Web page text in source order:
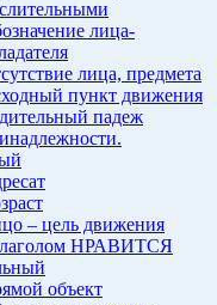
лица-
лица, предмета
пункт движения
падеж
– цель движения
НРАВИТСЯ
объект